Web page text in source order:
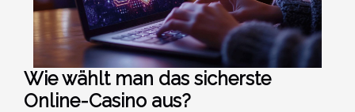
Wie wählt man das sicherste
Online-Casino aus?